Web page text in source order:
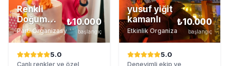
Renkli
Doğum
Günü
Partisi
Parti Organizasyonu· Ankara
₺10.000
başlangıç
5.0
Canlı renkler ve özel
yusuf yiğit
kamanlı
Etkinlik Organizasyon Hizmeti·
₺10.000
başlangıç
5.0
Deneyimli ekip ve